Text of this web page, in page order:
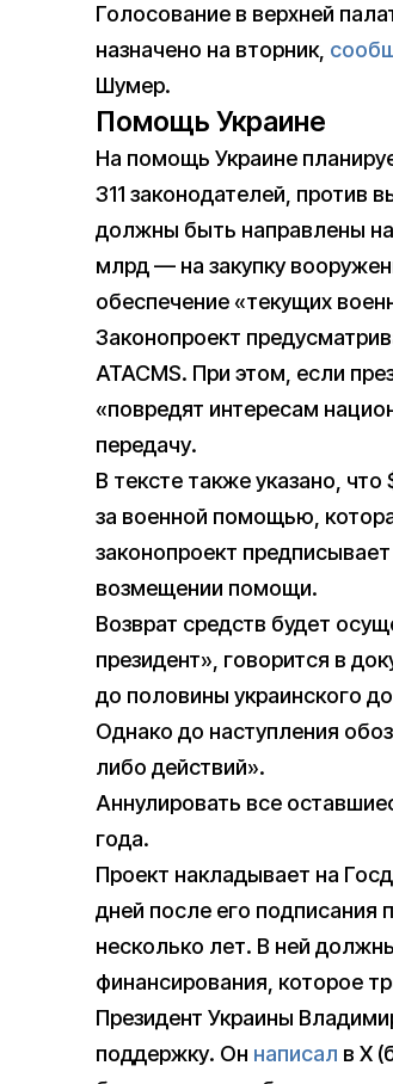
Голосование в верхней
назначено на вторник,
Шумер.
Помощь Украине
На помощь Украине
311 законодателей, против
должны быть направлены
млрд — на закупку
обеспечение «текущих
Законопроект
ATACMS. При этом, если
«повредят интересам
передачу.
В тексте также указано,
за военной помощью,
законопроект
возмещении помощи.
Возврат средств будет
президент», говорится в
до половины украинского
Однако до наступления
либо действий».
Аннулировать все
года.
Проект накладывает на
дней после его подписания
несколько лет. В ней
финансирования, которое
Президент Украины
поддержку. Он написал в X